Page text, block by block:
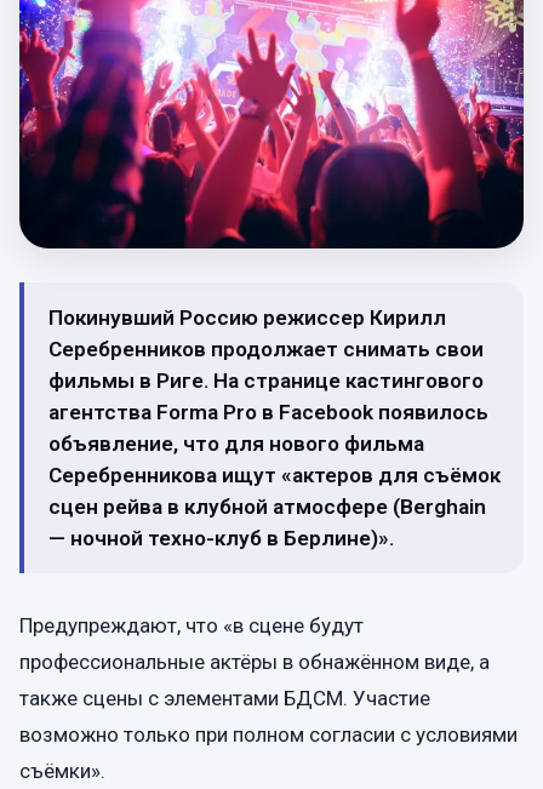
Покинувший Россию режиссер Кирилл
Серебренников продолжает снимать свои
фильмы в Риге. На странице кастингового
агентства Forma Pro в Facebook появилось
объявление, что для нового фильма
Серебренникова ищут «актеров для съёмок
сцен рейва в клубной атмосфере (Berghain
— ночной техно-клуб в Берлине)».
Предупреждают, что «в сцене будут
профессиональные актёры в обнажённом виде, а
также сцены с элементами БДСМ. Участие
возможно только при полном согласии с условиями
съёмки».